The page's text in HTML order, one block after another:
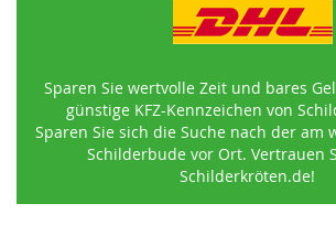
Sparen Sie wertvolle Zeit und bares
günstige KFZ-Kennzeichen von
Sparen Sie sich die Suche nach der am
Schilderbude vor Ort. Vertrauen
Schilderkröten.de!